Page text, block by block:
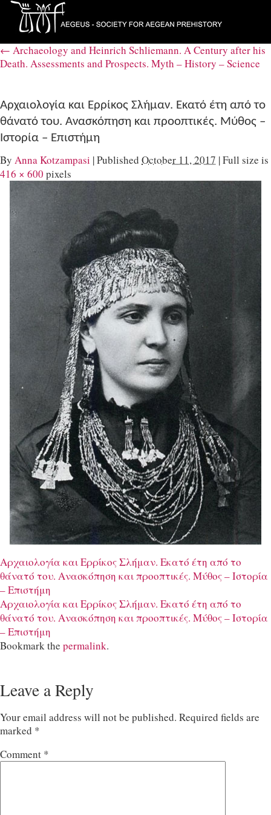
← Archaeology and Heinrich Schliemann. A Century after his
Death. Αssessments and Prospects. Myth – History – Science
Αρχαιολογία και Ερρίκος Σλήμαν. Εκατό έτη από το
θάνατό του. Aνασκόπηση και προοπτικές. Μύθος –
Ιστορία – Επιστήμη
By Anna Kotzampasi |Published October 11, 2017 |Full size is
416 × 600 pixels
Αρχαιολογία και Ερρίκος Σλήμαν. Εκατό έτη από το
θάνατό του. Aνασκόπηση και προοπτικές. Μύθος – Ιστορία
– Επιστήμη
Αρχαιολογία και Ερρίκος Σλήμαν. Εκατό έτη από το
θάνατό του. Aνασκόπηση και προοπτικές. Μύθος – Ιστορία
– Επιστήμη
Bookmark the permalink.
Leave a Reply
Your email address will not be published. Required fields are
marked *
Comment *